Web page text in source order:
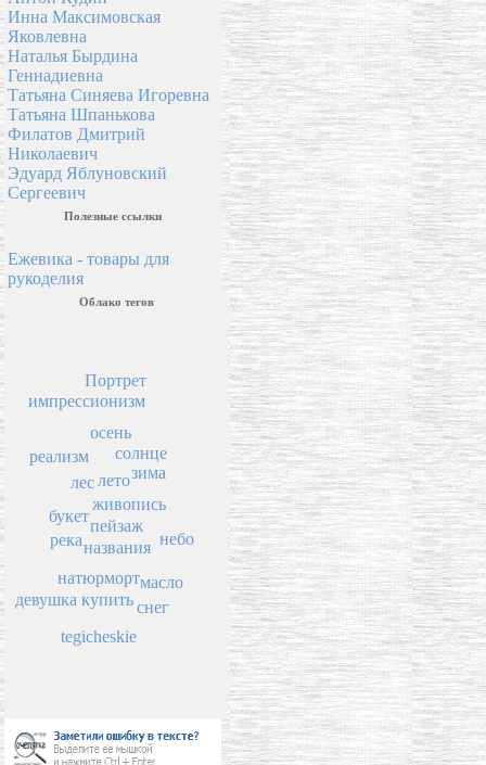
Инна Максимовская
Яковлевна
Наталья Бырдина
Геннадиевна
Татьяна Синяева Игоревна
Татьяна Шпанькова
Филатов Дмитрий
Николаевич
Эдуард Яблуновский
Сергеевич
Полезные ссылки
Ежевика - товары для
рукоделия
Облако тегов
пейзаж
названия
живопись
лето
натюрморт
купить
солнце
лес
зима
осень
букет
масло
река
снег
tegicheskie
реализм
небо
импрессионизм
Портрет
девушка